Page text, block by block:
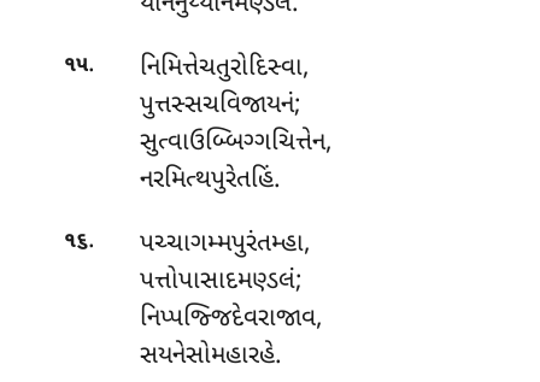
૧૫. નિમિત્તેચતુરોદિસ્વા,
પુત્તસ્સચવિજાયનં;
સુત્વાઉબ્બિગ્ગચિત્તેન,
નરમિત્થપુરેતહિં.
૧૬. પચ્ચાગમ્મપુરંતમ્હા,
પત્તોપાસાદમણ્ડલં;
નિપ્પજ્જિદેવરાજાવ,
સયનેસોમહારહે.